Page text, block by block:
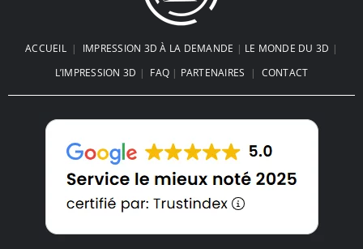
ACCUEIL| IMPRESSION 3D À LA DEMANDE | LE MONDE DU 3D |
L’IMPRESSION 3D | FAQ | PARTENAIRES | CONTACT